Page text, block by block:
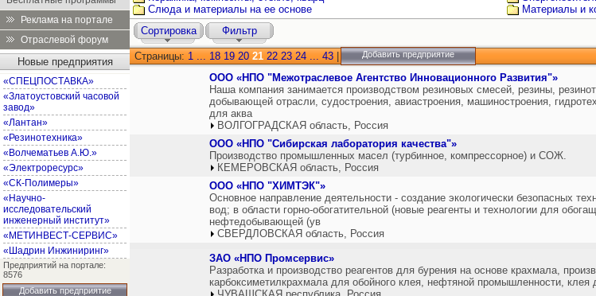
Реклама на портале
Отраслевой форум
Новые предприятия
«СПЕЦПОСТАВКА»
«Златоустовский часовой
завод»
«Лантан»
«Резинотехника»
«Волчематьев А.Ю.»
«Электроресурс»
«СК-Полимеры»
«Научно-
исследовательский
инженерный институт»
«МЕТИНВЕСТ-СЕРВИС»
«Шадрин Инжиниринг»
Предприятий на портале:
8576
Добавить предприятие
Слюда и материалы на ее основе
Материалы и
Сортировка
Фильтр
Страницы: 1 ... 18 19 20 21 22 23 24 ... 43 Добавить предприятие
ООО «НПО "Межотраслевое Агентство Инновационного Развития"»
Наша компания занимается производством резиновых смесей, резины,
добывающей отрасли, судостроения, авиастроения, машиностроения,
для аква
ВОЛГОГРАДСКАЯ область, Россия
ООО «НПО "Сибирская лаборатория качества"»
Производство промышленных масел (турбинное, компрессорное) и СОЖ.
КЕМЕРОВСКАЯ область, Россия
ООО «НПО "ХИМТЭК"»
Основное направление деятельности - создание экологически безопасных
вод; в области горно-обогатительной (новые реагенты и технологии для
нефтедобывающей (ув
СВЕРДЛОВСКАЯ область, Россия
ЗАО «НПО Промсервис»
Разработка и производство реагентов для бурения на основе крахмала,
карбоксиметилкрахмала для обойного клея, нефтяной промышленности, клея